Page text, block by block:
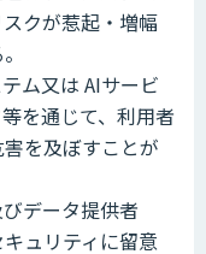
クが惹起・増幅
ム又は AIサービ
を通じて、利用者
を及ぼすことが
データ提供者
ュリティに留意